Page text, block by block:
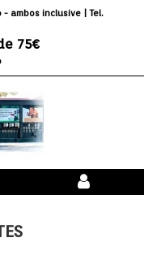
- ambos inclusive | Tel.
75€